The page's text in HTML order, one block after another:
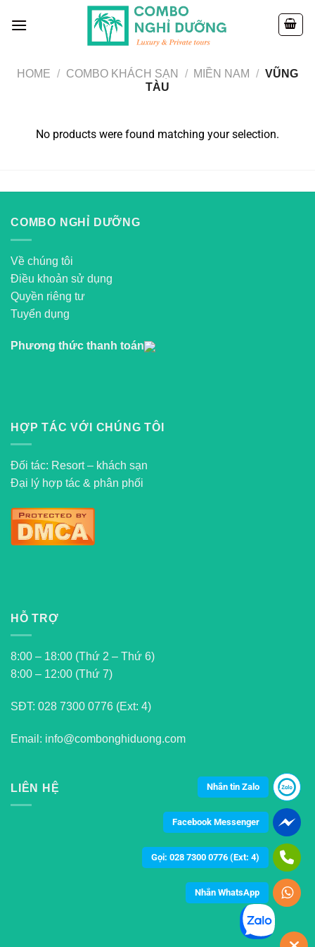
HOME / COMBO KHÁCH SẠN / MIỀN NAM / VŨNG
TÀU
No products were found matching your selection.
COMBO NGHỈ DƯỠNG
Về chúng tôi
Điều khoản sử dụng
Quyền riêng tư
Tuyển dụng
Phương thức thanh toán
HỢP TÁC VỚI CHÚNG TÔI
Đối tác: Resort – khách sạn
Đại lý hợp tác & phân phối
HỖ TRỢ
8:00 – 18:00 (Thứ 2 – Thứ 6)
8:00 – 12:00 (Thứ 7)
SĐT: 028 7300 0776 (Ext: 4)
Email: info@combonghiduong.com
LIÊN HỆ Nhắn tin Zalo
Facebook Messenger
Gọi: 028 7300 0776 (Ext: 4)
Nhắn WhatsApp